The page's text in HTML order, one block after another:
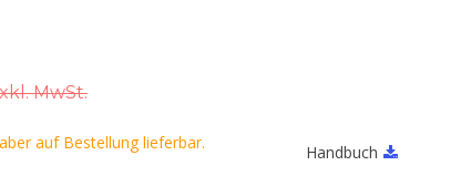
MwSt.
auf Bestellung lieferbar. Handbuch